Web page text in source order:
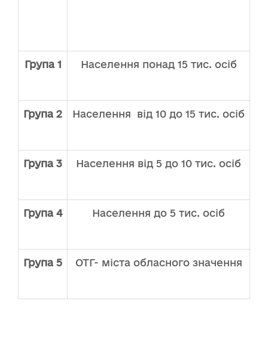
Група 1 Населення понад 15 тис. осіб
Група 2 Населення від 10 до 15 тис. осіб
Група 3 Населення від 5 до 10 тис. осіб
Група 4 Населення до 5 тис. осіб
Група 5 ОТГ- міста обласного значення